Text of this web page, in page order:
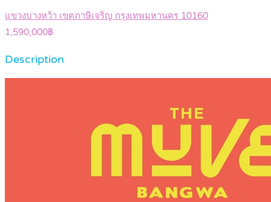
แขวงบางหว้า เขตภาษีเจริญ กรุงเทพมหานคร 10160
1,590,000฿
Description